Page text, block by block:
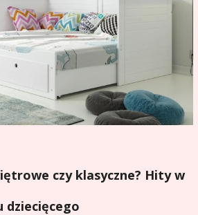
czy klasyczne? Hity w
dziecięcego